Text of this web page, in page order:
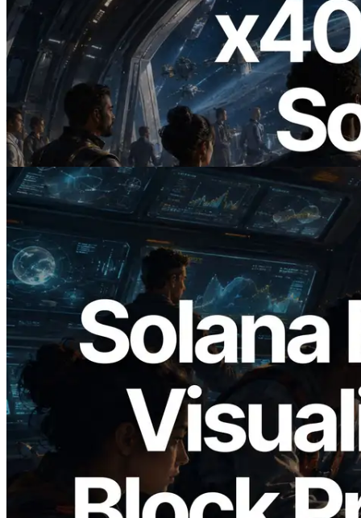
2026.07.04
ERPC 发布支持 x402 支付的 Solana RPC
— AI Agent 按需为 API 付费的时代开启
阅读此文章
2026.05.24
Validators Solutions 发布 Solana Block
Analyzer — 以 slot 为单位可视化区块生
成时间与对应验证者